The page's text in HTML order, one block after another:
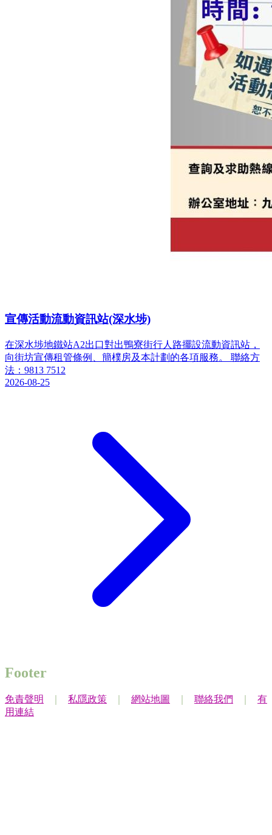
宣傳活動流動資訊站(深水埗)
在深水埗地鐵站A2出口對出鴨寮街行人路擺設流動資訊站，
向街坊宣傳租管條例、簡樸房及本計劃的各項服務。 聯絡方
法：9813 7512
2026-08-25
Footer
免責聲明 私隱政策 網站地圖 聯絡我們
有
用連結